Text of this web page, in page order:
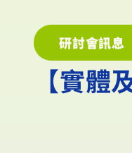
研討會訊息
【實